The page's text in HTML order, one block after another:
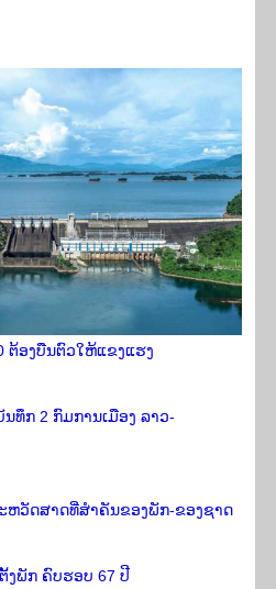
ຕ້ອງບືນຕົວໃຫ້ແຂງແຮງ
ນທຶກ 2 ກົມການເມືອງ ລາວ-
ຫວັດສາດທີ່ສຳຄັນຂອງພັກ-ຂອງຊາດ
ງພັກ ຄົບຮອບ 67 ປີ